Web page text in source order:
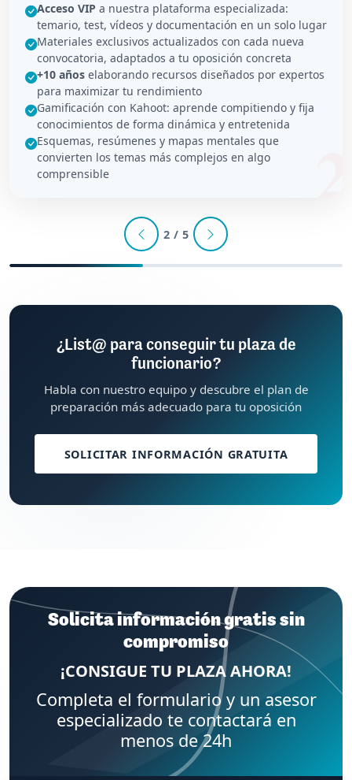
Acceso VIP a nuestra plataforma especializada:
temario, test, vídeos y documentación en un solo lugar
Materiales exclusivos actualizados con cada nueva
convocatoria, adaptados a tu oposición concreta
+10 años elaborando recursos diseñados por expertos
para maximizar tu rendimiento
Gamificación con Kahoot: aprende compitiendo y fija
conocimientos de forma dinámica y entretenida
Esquemas, resúmenes y mapas mentales que
convierten los temas más complejos en algo
comprensible
2 / 5
¿List@ para conseguir tu plaza de
funcionario?
Habla con nuestro equipo y descubre el plan de
preparación más adecuado para tu oposición
SOLICITAR INFORMACIÓN GRATUITA
Solicita información gratis sin
compromiso
¡CONSIGUE TU PLAZA AHORA!
Completa el formulario y un asesor
especializado te contactará en
menos de 24h